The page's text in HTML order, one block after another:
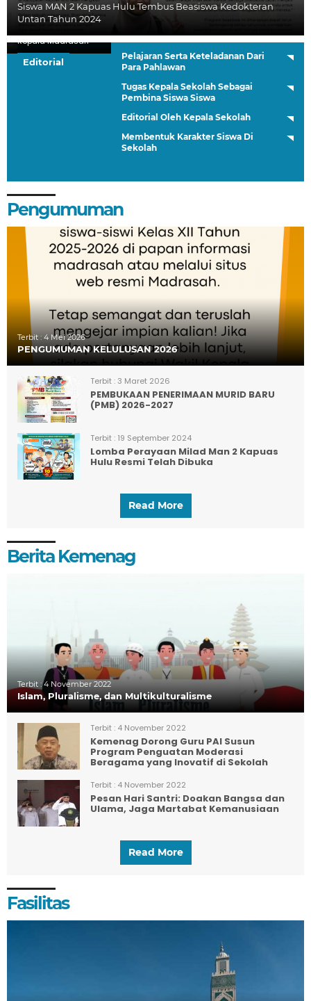
Siswa MAN 2 Kapuas Hulu Tembus Beasiswa Kedokteran
Untan Tahun 2024
Editorial
Kepala Madrasah
Pelajaran Serta Keteladanan Dari
Para Pahlawan
Tugas Kepala Sekolah Sebagai
Pembina Siswa Siswa
Editorial Oleh Kepala Sekolah
Membentuk Karakter Siswa Di
Sekolah
Pengumuman
Terbit : 4 Mei 2026
PENGUMUMAN KELULUSAN 2026
Terbit : 3 Maret 2026
PEMBUKAAN PENERIMAAN MURID BARU
(PMB) 2026-2027
Terbit : 19 September 2024
Lomba Perayaan Milad Man 2 Kapuas
Hulu Resmi Telah Dibuka
Read More
Berita Kemenag
Terbit :4 November 2022
Islam, Pluralisme, dan Multikulturalisme
Terbit : 4 November 2022
Kemenag Dorong Guru PAI Susun
Program Penguatan Moderasi
Beragama yang Inovatif di Sekolah
Terbit : 4 November 2022
Pesan Hari Santri: Doakan Bangsa dan
Ulama, Jaga Martabat Kemanusiaan
Read More
Fasilitas